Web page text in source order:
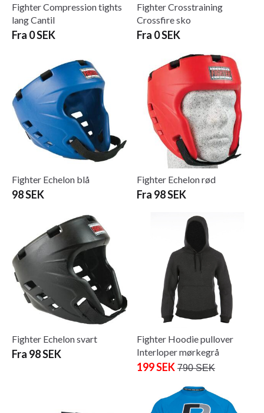
Fighter Compression tights
lang Cantil
Fra 0 SEK
Fighter Crosstraining
Crossfire sko
Fra 0 SEK
Fighter Echelon blå
98 SEK
Fighter Echelon rød
Fra 98 SEK
Fighter Echelon svart
Fra 98 SEK
Fighter Hoodie pullover
Interloper mørkegrå
199 SEK 790 SEK